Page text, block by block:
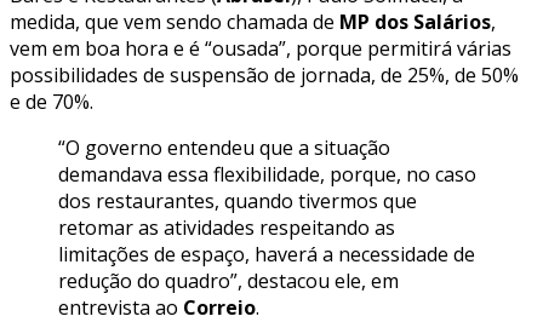
medida, que vem sendo chamada de MP dos Salários,
vem em boa hora e é “ousada”, porque permitirá várias
possibilidades de suspensão de jornada, de 25%, de 50%
e de 70%.
“O governo entendeu que a situação
demandava essa flexibilidade, porque, no caso
dos restaurantes, quando tivermos que
retomar as atividades respeitando as
limitações de espaço, haverá a necessidade de
redução do quadro”, destacou ele, em
entrevista ao Correio.